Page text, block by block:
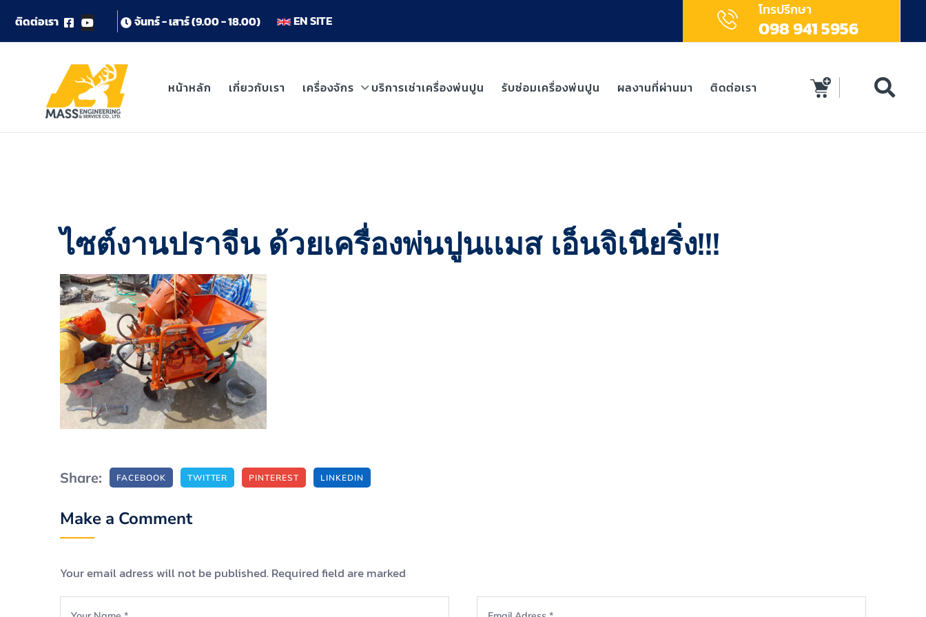
ตดตอเรา จนทร-เสาร(9.00-18.00) EN SITE
โทรปรึกษา
098 941 5956
หน้าหลัก เกี่ยวกับเรา เครื่องจักร บริการเช่าเครื่องพ่นปูน รับซ่อมเครื่องพ่นปูน ผลงานที่ผ่านมา ติดต่อเรา
ไซต์งานปราจีน ด้วยเครื่องพ่นปูนเเมส เอ็นจิเนียริ่ง!!!
Share: FACEBOOK TWITTER PINTEREST LINKEDIN
Make a Comment
Your email adress will not be published. Required field are marked